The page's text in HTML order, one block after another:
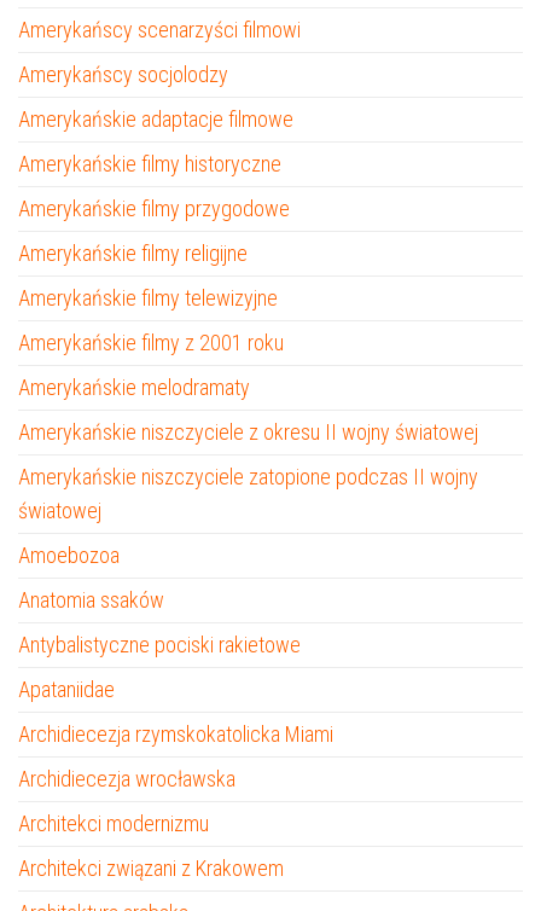
Amerykańscy scenarzyści filmowi
Amerykańscy socjolodzy
Amerykańskie adaptacje filmowe
Amerykańskie filmy historyczne
Amerykańskie filmy przygodowe
Amerykańskie filmy religijne
Amerykańskie filmy telewizyjne
Amerykańskie filmy z 2001 roku
Amerykańskie melodramaty
Amerykańskie niszczyciele z okresu II wojny światowej
Amerykańskie niszczyciele zatopione podczas II wojny
światowej
Amoebozoa
Anatomia ssaków
Antybalistyczne pociski rakietowe
Apataniidae
Archidiecezja rzymskokatolicka Miami
Archidiecezja wrocławska
Architekci modernizmu
Architekci związani z Krakowem